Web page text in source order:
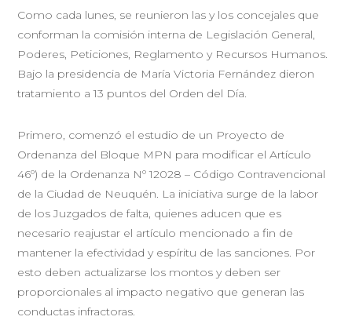
Como cada lunes, se reunieron las y los concejales que
conforman la comisión interna de Legislación General,
Poderes, Peticiones, Reglamento y Recursos Humanos.
Bajo la presidencia de María Victoria Fernández dieron
tratamiento a 13 puntos del Orden del Día.
Primero, comenzó el estudio de un Proyecto de
Ordenanza del Bloque MPN para modificar el Artículo
46º) de la Ordenanza Nº 12028 – Código Contravencional
de la Ciudad de Neuquén. La iniciativa surge de la labor
de los Juzgados de falta, quienes aducen que es
necesario reajustar el artículo mencionado a fin de
mantener la efectividad y espíritu de las sanciones. Por
esto deben actualizarse los montos y deben ser
proporcionales al impacto negativo que generan las
conductas infractoras.